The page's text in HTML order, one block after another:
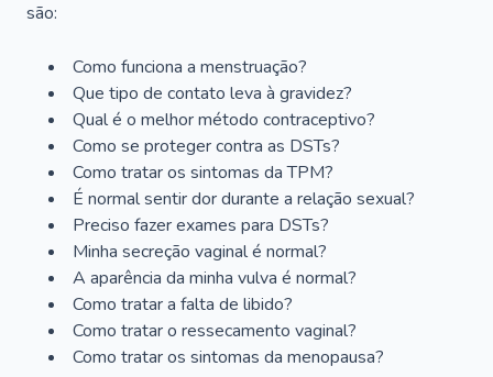
são:
Como funciona a menstruação?
Que tipo de contato leva à gravidez?
Qual é o melhor método contraceptivo?
Como se proteger contra as DSTs?
Como tratar os sintomas da TPM?
É normal sentir dor durante a relação sexual?
Preciso fazer exames para DSTs?
Minha secreção vaginal é normal?
A aparência da minha vulva é normal?
Como tratar a falta de libido?
Como tratar o ressecamento vaginal?
Como tratar os sintomas da menopausa?